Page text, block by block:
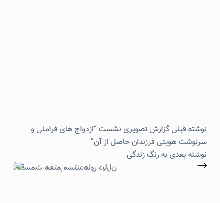
نوشته قبلیگزارش تصویری نشست “ازدواج های فراملی و
سرنوشت هویتی فرزندان حاصل از آن”
نوشته بعدی به رنگ زندگی